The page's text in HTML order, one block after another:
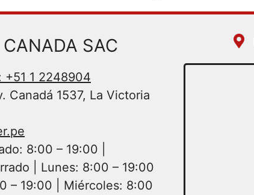
CANADA SAC
+51 1 2248904
Canadá 1537, La Victoria
8:00 – 19:00 |
| Lunes: 8:00 – 19:00
– 19:00 | Miércoles: 8:00